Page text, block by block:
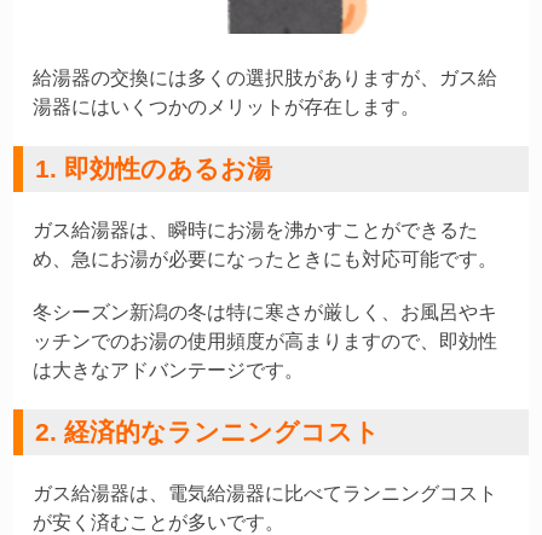
給湯器の交換には多くの選択肢がありますが、ガス給
湯器にはいくつかのメリットが存在します。
1. 即効性のあるお湯
ガス給湯器は、瞬時にお湯を沸かすことができるた
め、急にお湯が必要になったときにも対応可能です。
冬シーズン新潟の冬は特に寒さが厳しく、お風呂やキ
ッチンでのお湯の使用頻度が高まりますので、即効性
は大きなアドバンテージです。
2. 経済的なランニングコスト
ガス給湯器は、電気給湯器に比べてランニングコスト
が安く済むことが多いです。